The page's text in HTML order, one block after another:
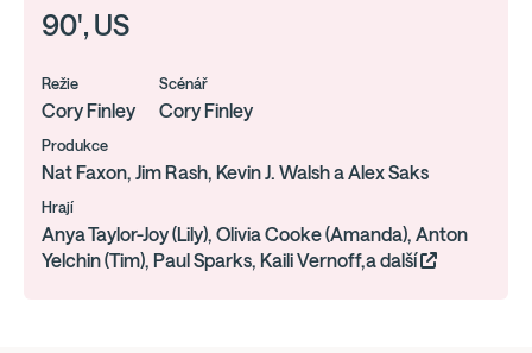
90', US
Režie
Cory Finley
Scénář
Cory Finley
Produkce
Nat Faxon, Jim Rash, Kevin J. Walsh a Alex Saks
Hrají
Anya Taylor-Joy (Lily), Olivia Cooke (Amanda), Anton
Yelchin (Tim), Paul Sparks, Kaili Vernoff,a další